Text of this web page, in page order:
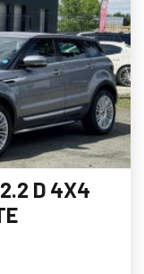
2.2 D 4X4